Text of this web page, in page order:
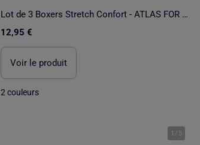
Lot de 3 Boxers Stretch Confort - ATLAS FOR MEN
12,95 €
Voir le produit
2 couleurs
1 / 5